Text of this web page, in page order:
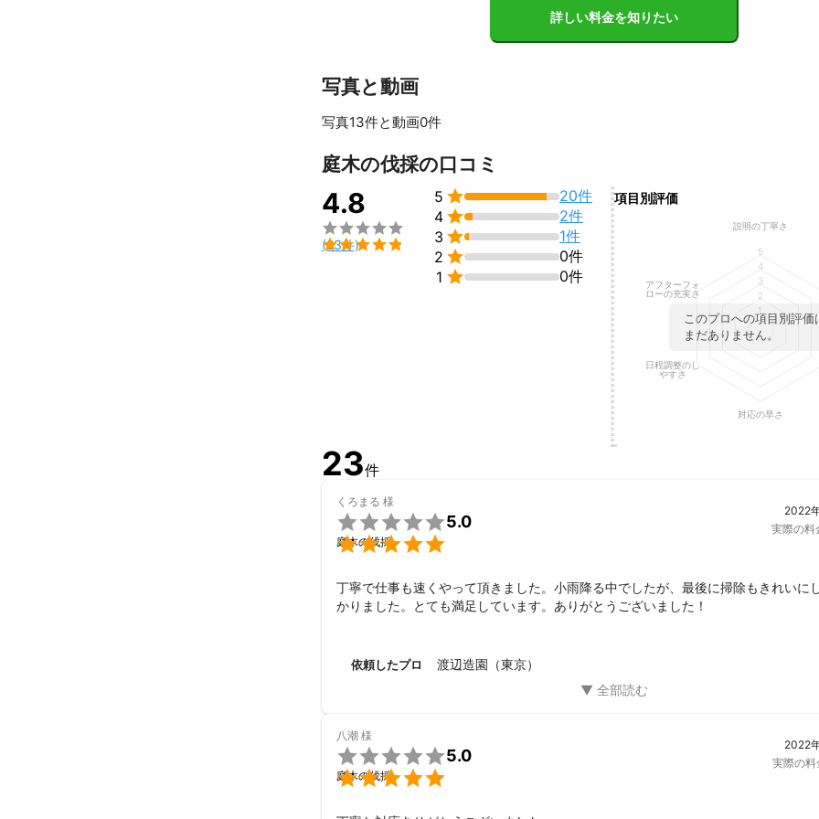
詳しい料金を知りたい
写真と動画
写真13件と動画0件
庭木の伐採の口コミ
4.8


(23件)
5 
20件
4 
2件
3 
1件
2 
0件
1  0件
項目別評価
このプロへの項目別評価
まだありません。
説明の丁寧さ
対応の早さ
日程調整のし
やすさ
アフターフォ
ローの充実さ
1
2
3
4
5
23件
くろまる 様


5.0
庭木の伐採
2022
実際の料
丁寧で仕事も速くやって頂きました。小雨降る中でしたが、最後に掃除もきれいに
かりました。とても満足しています。ありがとうございました！
依頼したプロ 渡辺造園（東京）
八潮 様


5.0
庭木の伐採
2022
実際の料